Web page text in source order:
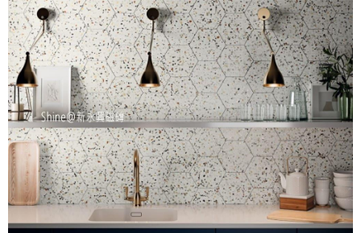
號約10分鐘
原Line已滿 無法加Line好友 請親愛的客戶加入
LINE官方帳號@a0975005573